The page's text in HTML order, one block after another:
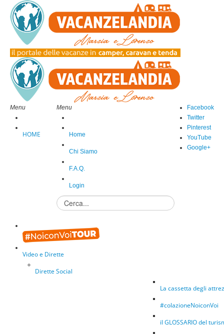
Menu
Home
Chi Siamo
F.A.Q.
Login
Cerca...
Facebook
Twitter
Pinterest
YouTube
Google+
Menu
HOME
Video e Dirette
Dirette Social
La cassetta degli
#colazioneNoiconVoi
il GLOSSARIO del